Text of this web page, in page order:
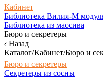
Кабинет
Библиотека Вилия-М
Библиотека из массива
Бюро и секретеры
Назад
Каталог/Кабинет/Бюро и
Бюро и секретеры
Секретеры из сосны